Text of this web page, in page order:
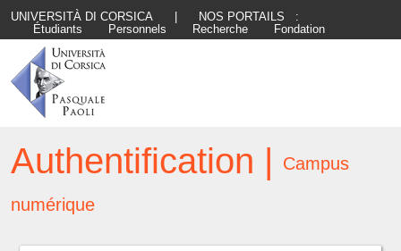
UNIVERSITÀ DI CORSICA
NOS PORTAILS :
Étudiants
Personnels Recherche Fondation
Authentification | Campus
numérique